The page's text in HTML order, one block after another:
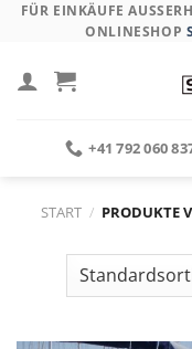
Skip
content
FÜR EINKÄUFE
NLINESHOP
+41 792 060
START / PRODUKTE